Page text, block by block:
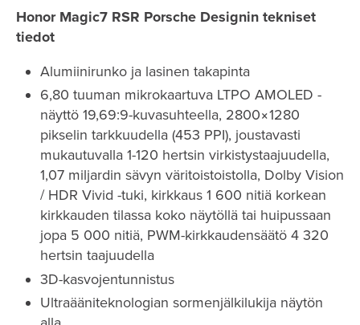
Honor Magic7 RSR Porsche Designin tekniset
tiedot
Alumiinirunko ja lasinen takapinta
6,80 tuuman mikrokaartuva LTPO AMOLED -
näyttö 19,69:9-kuvasuhteella, 2800×1280
pikselin tarkkuudella (453 PPI), joustavasti
mukautuvalla 1-120 hertsin virkistystaajuudella,
1,07 miljardin sävyn väritoistoistolla, Dolby Vision
/ HDR Vivid -tuki, kirkkaus 1 600 nitiä korkean
kirkkauden tilassa koko näytöllä tai huipussaan
jopa 5 000 nitiä, PWM-kirkkaudensäätö 4 320
hertsin taajuudella
3D-kasvojentunnistus
Ultraääniteknologian sormenjälkilukija näytön